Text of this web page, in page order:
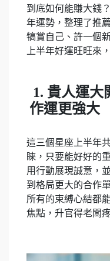
到底如何能賺大錢
年運勢，整理了推
犒賞自己、許一個
上半年好運旺旺來
1. 貴人運大
作運更強大
這三個星座上半年
睞，只要能好好的
用行動展現誠意，
到格局更大的合作
所有的束縛心結都
焦點，升官得老闆疼